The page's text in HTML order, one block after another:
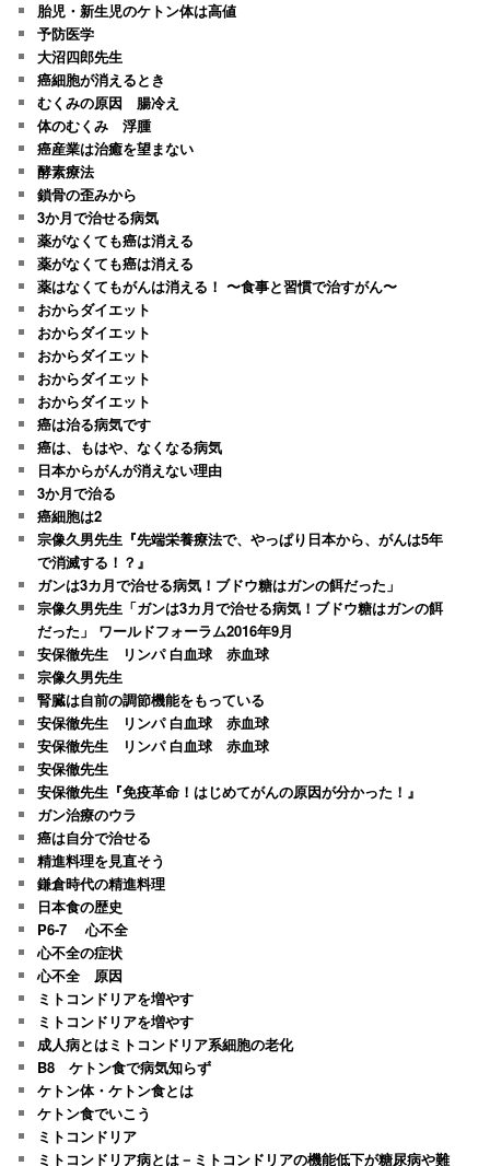
胎児・新生児のケトン体は高値
予防医学
大沼四郎先生
癌細胞が消えるとき
むくみの原因 腸冷え
体のむくみ 浮腫
癌産業は治癒を望まない
酵素療法
鎖骨の歪みから
3か月で治せる病気
薬がなくても癌は消える
薬がなくても癌は消える
薬はなくてもがんは消える！ 〜食事と習慣で治すがん〜
おからダイエット
おからダイエット
おからダイエット
おからダイエット
おからダイエット
癌は治る病気です
癌は、もはや、なくなる病気
日本からがんが消えない理由
3か月で治る
癌細胞は2
宗像久男先生『先端栄養療法で、やっぱり日本から、がんは5年
で消滅する！？』
ガンは3カ月で治せる病気！ブドウ糖はガンの餌だった」
宗像久男先生「ガンは3カ月で治せる病気！ブドウ糖はガンの餌
だった」 ワールドフォーラム2016年9月
安保徹先生 リンパ 白血球 赤血球
宗像久男先生
腎臓は自前の調節機能をもっている
安保徹先生 リンパ 白血球 赤血球
安保徹先生 リンパ 白血球 赤血球
安保徹先生
安保徹先生『免疫革命！はじめてがんの原因が分かった！』
ガン治療のウラ
癌は自分で治せる
精進料理を見直そう
鎌倉時代の精進料理
日本食の歴史
P6-7 心不全
心不全の症状
心不全 原因
ミトコンドリアを増やす
ミトコンドリアを増やす
成人病とはミトコンドリア系細胞の老化
B8 ケトン食で病気知らず
ケトン体・ケトン食とは
ケトン食でいこう
ミトコンドリア
ミトコンドリア病とは－ミトコンドリアの機能低下が糖尿病や難